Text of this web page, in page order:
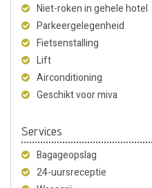
Niet-roken in gehele hotel
Parkeergelegenheid
Fietsenstalling
Lift
Airconditioning
Geschikt voor miva
Services
Bagageopslag
24-uursreceptie